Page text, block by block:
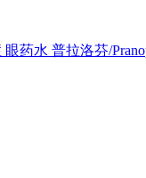
药水 普拉洛芬/